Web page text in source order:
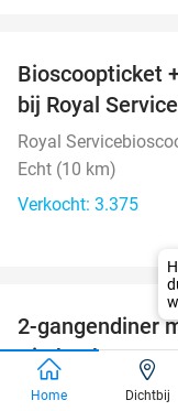
Bioscoopticket
bij Royal
Royal
Echt (10 km)
Verkocht: 3.375
2-gangendiner
KitchenbyPJ
KitchenbyPJ
Home Dichtbij